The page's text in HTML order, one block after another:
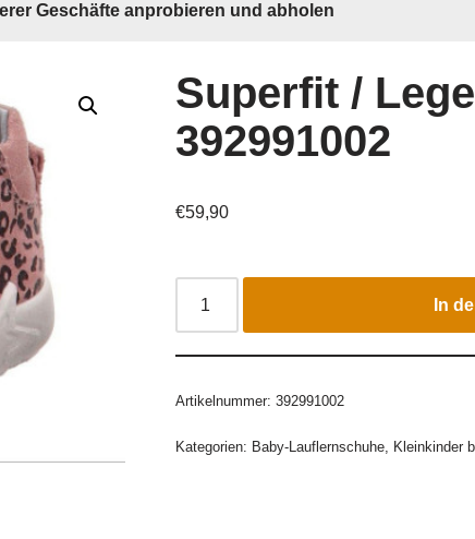
Geschäfte anprobieren und abholen
Superfit /
392991002
€59,90
In
Artikelnummer: 392991002
Kategorien: Baby-Lauflernschuhe, Kleinkinder